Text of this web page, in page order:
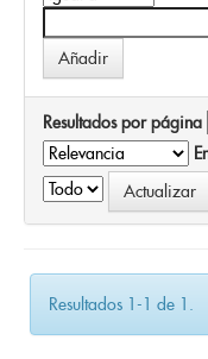
Resultados por página
Resultados 1-1 de 1.